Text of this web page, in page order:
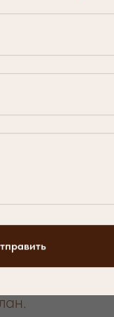
в зоне
оценивает